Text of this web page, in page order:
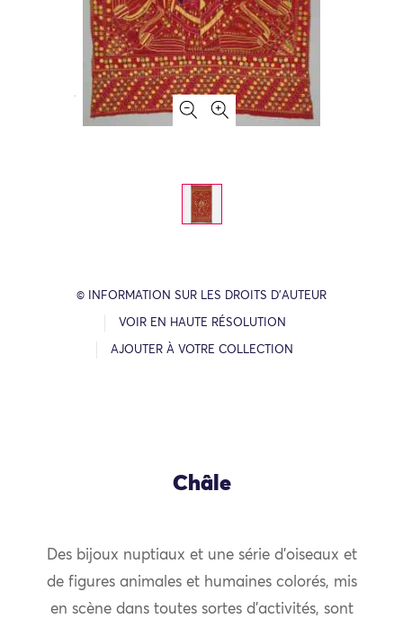
© INFORMATION SUR LES DROITS D’AUTEUR
VOIR EN HAUTE RÉSOLUTION
AJOUTER À VOTRE COLLECTION
Châle
Des bijoux nuptiaux et une série d’oiseaux et
de figures animales et humaines colorés, mis
en scène dans toutes sortes d’activités, sont